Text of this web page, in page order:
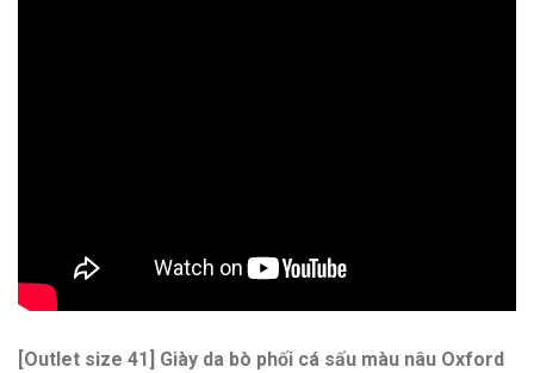
[Outlet size 41] Giày da bò phối cá sấu màu nâu Oxford